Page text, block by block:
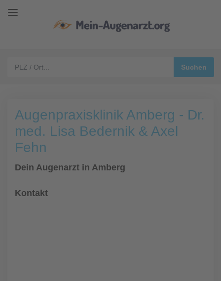
Augenpraxisklinik Amberg - Dr.
med. Lisa Bedernik & Axel
Fehn
Dein Augenarzt in Amberg
Kontakt